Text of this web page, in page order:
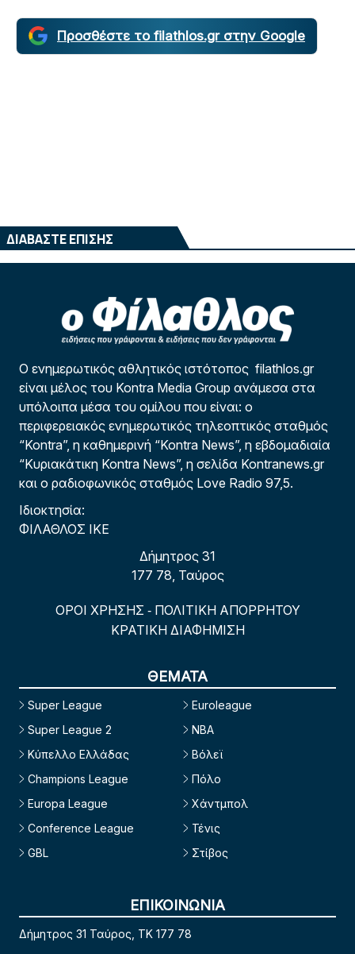
Προσθέστε το filathlos.gr στην Google
ΔΙΑΒΑΣΤΕ ΕΠΙΣΗΣ
Ο ενημερωτικός αθλητικός ιστότοπος filathlos.gr
είναι μέλος του Kontra Media Group ανάμεσα στα
υπόλοιπα μέσα του ομίλου που είναι: ο
περιφερειακός ενημερωτικός τηλεοπτικός σταθμός
“Kontra”, η καθημερινή “Kontra News”, η εβδομαδιαία
“Κυριακάτικη Kontra News”, η σελίδα Kontranews.gr
και ο ραδιοφωνικός σταθμός Love Radio 97,5.
Ιδιοκτησία:
ΦΙΛΑΘΛΟΣ ΙΚΕ
Δήμητρος 31
177 78, Ταύρος
ΟΡΟΙ ΧΡΗΣΗΣ - ΠΟΛΙΤΙΚΗ ΑΠΟΡΡΗΤΟΥ
ΚΡΑΤΙΚΗ ΔΙΑΦΗΜΙΣΗ
ΘΕΜΑΤΑ
Super League
Super League 2
Κύπελλο Ελλάδας
Champions League
Europa League
Conference League
GBL
Euroleague
NBA
Βόλεϊ
Πόλο
Χάντμπολ
Τένις
Στίβος
ΕΠΙΚΟΙΝΩΝΙΑ
Δήμητρος 31 Ταύρος, TK 177 78